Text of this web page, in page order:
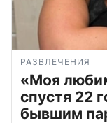
РАЗВЛЕЧЕНИЯ
«Моя
спустя 22
бывшим